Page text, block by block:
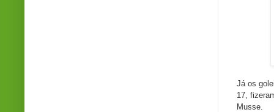
Já os
17,
Musse.